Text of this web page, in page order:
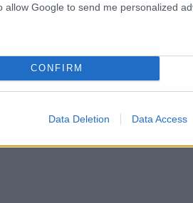
allow Google to send me personalized
CONFIRM
Data Deletion Data Access
στον αέρα προς